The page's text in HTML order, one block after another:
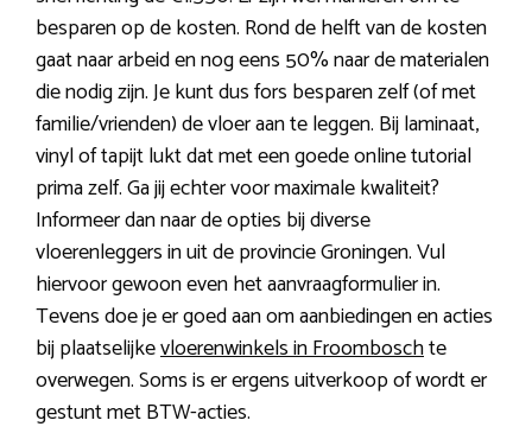
besparen op de kosten. Rond de helft van de kosten
gaat naar arbeid en nog eens 50% naar de materialen
die nodig zijn. Je kunt dus fors besparen zelf (of met
familie/vrienden) de vloer aan te leggen. Bij laminaat,
vinyl of tapijt lukt dat met een goede online tutorial
prima zelf. Ga jij echter voor maximale kwaliteit?
Informeer dan naar de opties bij diverse
vloerenleggers in uit de provincie Groningen. Vul
hiervoor gewoon even het aanvraagformulier in.
Tevens doe je er goed aan om aanbiedingen en acties
bij plaatselijkevloerenwinkels in Froomboschte
overwegen. Soms is er ergens uitverkoop of wordt er
gestunt met BTW-acties.